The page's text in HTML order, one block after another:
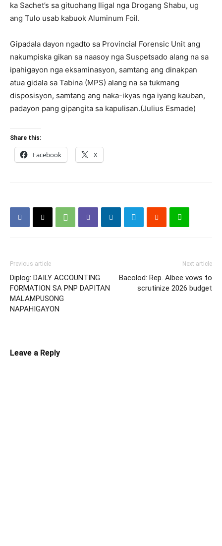
ka Sachet’s sa gituohang Iligal nga Drogang Shabu, ug
ang Tulo usab kabuok Aluminum Foil.
Gipadala dayon ngadto sa Provincial Forensic Unit ang
nakumpiska gikan sa naasoy nga Suspetsado alang na sa
ipahigayon nga eksaminasyon, samtang ang dinakpan
atua gidala sa Tabina (MPS) alang na sa tukmang
disposisyon, samtang ang naka-ikyas nga iyang kauban,
padayon pang gipangita sa kapulisan.(Julius Esmade)
Share this:
Facebook X
Previous article
Diplog: DAILY ACCOUNTING
FORMATION SA PNP DAPITAN
MALAMPUSONG
NAPAHIGAYON
Next article
Bacolod: Rep. Albee vows to
scrutinize 2026 budget
Leave a Reply